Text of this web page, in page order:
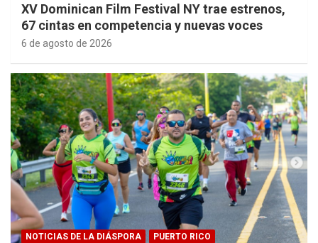
XV Dominican Film Festival NY trae estrenos,
67 cintas en competencia y nuevas voces
6 de agosto de 2026
NOTICIAS DE LA DIÁSPORA PUERTO RICO